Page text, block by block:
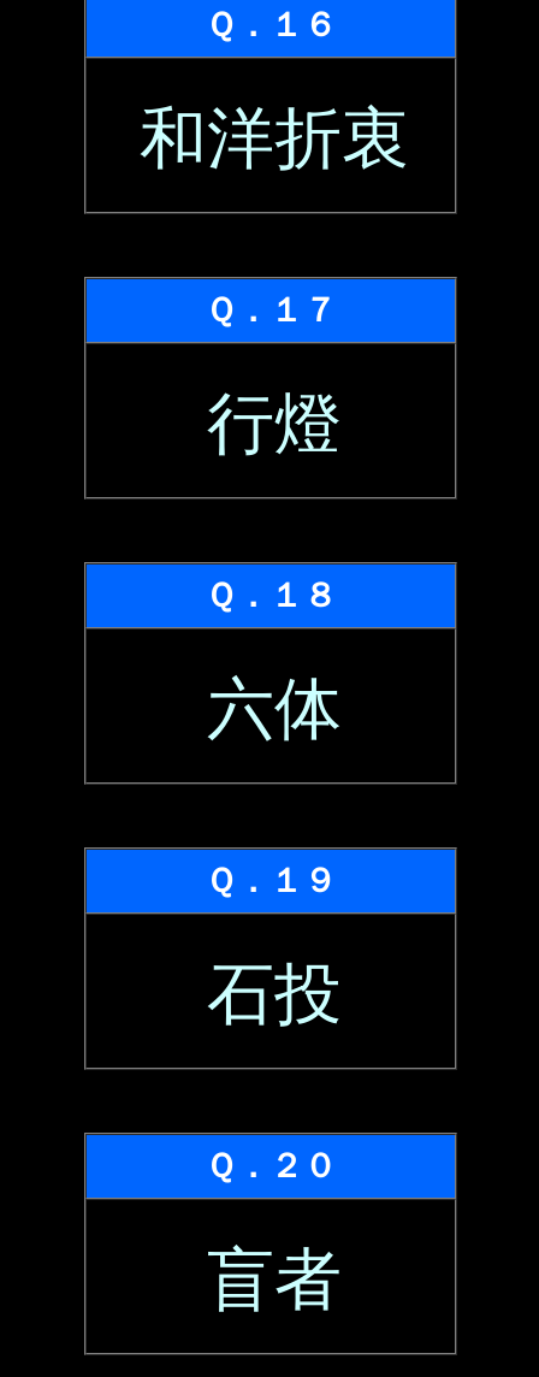
Ｑ．１６
和洋折衷
Ｑ．１７
行燈
Ｑ．１８
六体
Ｑ．１９
石投
Ｑ．２０
盲者